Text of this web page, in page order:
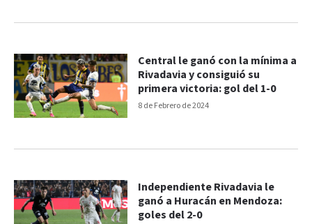
8 de Febrero de 2024
Central le ganó con la mínima a
Rivadavia y consiguió su
primera victoria: gol del 1-0
Independiente Rivadavia le
ganó a Huracán en Mendoza:
goles del 2-0